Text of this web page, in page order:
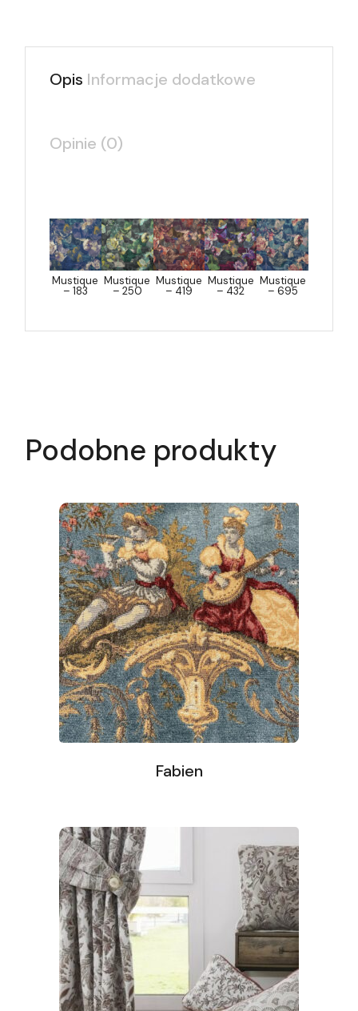
Opis Informacje dodatkowe
Opinie (0)
Mustique
– 183
Mustique
– 250
Mustique
– 419
Mustique
– 432
Mustique
– 695
Podobne produkty
Fabien